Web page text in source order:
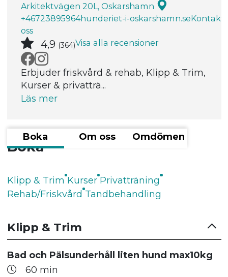
Arkitektvägen 20L, Oskarshamn
+46723895964hunderiet-i-oskarshamn.se
oss
4,9 (364)Visa alla recensioner
Erbjuder friskvård & rehab, Klipp & Trim,
Kurser & privatträ...
Läs mer
Boka Om oss Omdömen
Boka
Klipp & Trim Kurser Privatträning
Rehab/Friskvård Tandbehandling
Klipp & Trim
Bad och Pälsunderhåll liten hund max10kg
60 min